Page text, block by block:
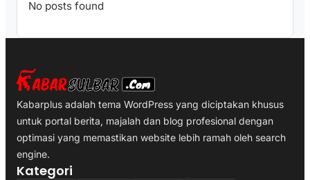
No posts found
Kabarplus adalah tema WordPress yang diciptakan khusus
untuk portal berita, majalah dan blog profesional dengan
optimasi yang memastikan website lebih ramah oleh search
engine.
Kategori